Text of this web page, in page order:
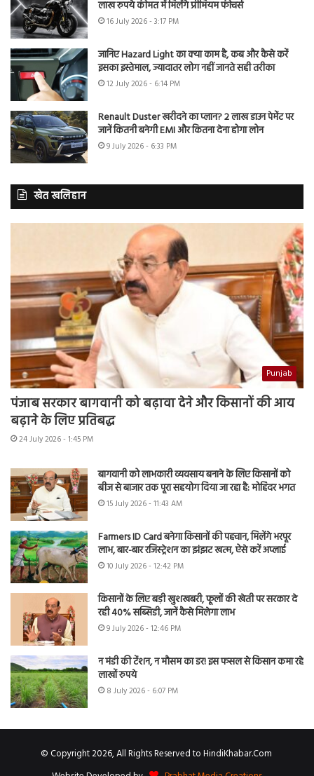
लाख रुपये कीमत में मिलेंगे प्रीमियम फीचर्स
16 July 2026 - 3:17 PM
जानिए Hazard Light का क्या काम है, कब और कैसे करें
इसका इस्तेमाल, ज्यादातर लोग नहीं जानते सही तरीका
12 July 2026 - 6:14 PM
Renault Duster खरीदने का प्लान? 2 लाख डाउन पेमेंट पर
जानें कितनी बनेगी EMI और कितना देना होगा लोन
9 July 2026 - 6:33 PM
खेत खलिहान
Punjab
पंजाब सरकार बागवानी को बढ़ावा देने और किसानों की आय
बढ़ाने के लिए प्रतिबद्ध
24 July 2026 - 1:45 PM
बागवानी को लाभकारी व्यवसाय बनाने के लिए किसानों को
बीज से बाजार तक पूरा सहयोग दिया जा रहा है: मोहिंदर भगत
15 July 2026 - 11:43 AM
Farmers ID Card बनेगा किसानों की पहचान, मिलेंगे भरपूर
लाभ, बार-बार रजिस्ट्रेशन का झंझट खत्म, ऐसे करें अप्लाई
10 July 2026 - 12:42 PM
किसानों के लिए बड़ी खुशखबरी, फूलों की खेती पर सरकार दे
रही 40% सब्सिडी, जानें कैसे मिलेगा लाभ
9 July 2026 - 12:46 PM
न मंडी की टेंशन, न मौसम का डर! इस फसल से किसान कमा रहे
लाखों रुपये
8 July 2026 - 6:07 PM
© Copyright 2026, All Rights Reserved to HindiKhabar.Com